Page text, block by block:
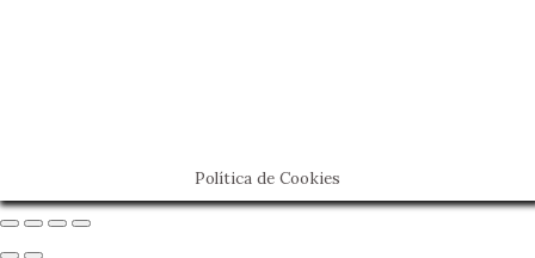
Política de Cookies